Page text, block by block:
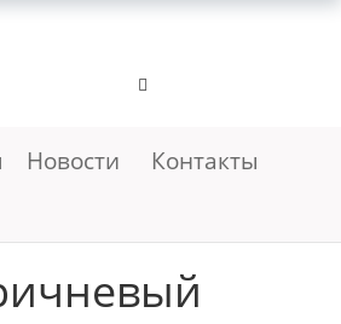
Новости Контакты